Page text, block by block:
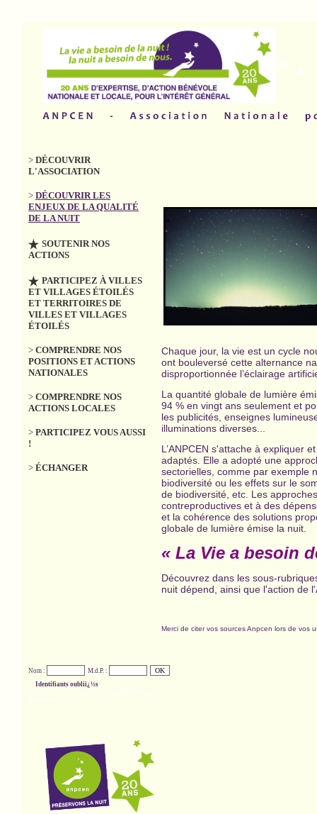
> DÉCOUVRIR
L'ASSOCIATION
> DÉCOUVRIR LES
ENJEUX DE LA QUALITÉ
DE LA NUIT
SOUTENIR NOS
ACTIONS
PARTICIPEZ À VILLES
ET VILLAGES ÉTOILÉS
ET TERRITOIRES DE
VILLES ET VILLAGES
ÉTOILÉS
> COMPRENDRE NOS
POSITIONS ET ACTIONS
NATIONALES
> COMPRENDRE NOS
ACTIONS LOCALES
> PARTICIPEZ VOUS AUSSI
!
> ÉCHANGER
Chaque jour, la vie est un cycle
ont bouleversé cette alternance
disproportionnée l’éclairage
La quantité globale de lumière
94 % en vingt ans seulement et
les publicités, enseignes
illuminations diverses...
L’ANPCEN s'attache à expliquer
adaptés. Elle a adopté une
sectorielles, comme par exemple
biodiversité ou les effets sur le
de biodiversité, etc. Les
contreproductives et à des
et la cohérence des solutions
globale de lumière émise la nuit.
« La Vie a besoin
Découvrez dans les sous-
nuit dépend, ainsi que l'action de
Merci de citer vos sources Anpcen lors de vos
Nom :
M.d.P. :
Identifiants oubliï¿½s